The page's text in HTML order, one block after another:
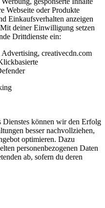
Webseite oder Produkte
Einkaufsverhalten anzeigen
deiner Einwilligung setzen
Drittdienste ein:
creativecdn.com
Dienstes können wir den Erfolg
besser nachvollziehen,
optimieren. Dazu
personenbezogenen Daten
ab, sofern du deren